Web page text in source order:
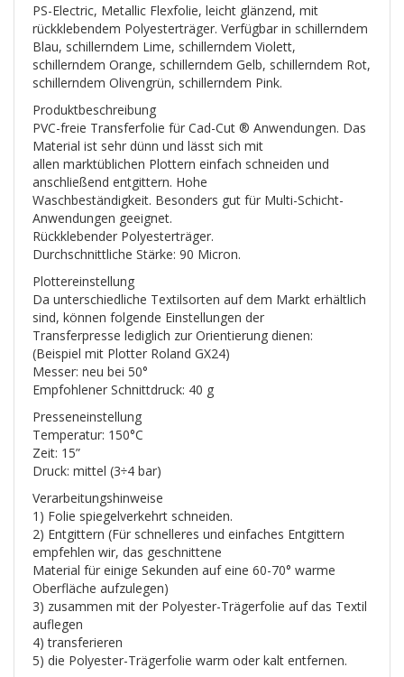
PS-Electric, Metallic Flexfolie, leicht glänzend, mit
rückklebendem Polyesterträger. Verfügbar in schillerndem
Blau, schillerndem Lime, schillerndem Violett,
schillerndem Orange, schillerndem Gelb, schillerndem Rot,
schillerndem Olivengrün, schillerndem Pink.
Produktbeschreibung
PVC-freie Transferfolie für Cad-Cut ® Anwendungen. Das
Material ist sehr dünn und lässt sich mit
allen marktüblichen Plottern einfach schneiden und
anschließend entgittern. Hohe
Waschbeständigkeit. Besonders gut für Multi-Schicht-
Anwendungen geeignet.
Rückklebender Polyesterträger.
Durchschnittliche Stärke: 90 Micron.
Plottereinstellung
Da unterschiedliche Textilsorten auf dem Markt erhältlich
sind, können folgende Einstellungen der
Transferpresse lediglich zur Orientierung dienen:
(Beispiel mit Plotter Roland GX24)
Messer: neu bei 50°
Empfohlener Schnittdruck: 40 g
Presseneinstellung
Temperatur: 150°C
Zeit: 15”
Druck: mittel (3÷4 bar)
Verarbeitungshinweise
1) Folie spiegelverkehrt schneiden.
2) Entgittern (Für schnelleres und einfaches Entgittern
empfehlen wir, das geschnittene
Material für einige Sekunden auf eine 60-70° warme
Oberfläche aufzulegen)
3) zusammen mit der Polyester-Trägerfolie auf das Textil
auflegen
4) transferieren
5) die Polyester-Trägerfolie warm oder kalt entfernen.